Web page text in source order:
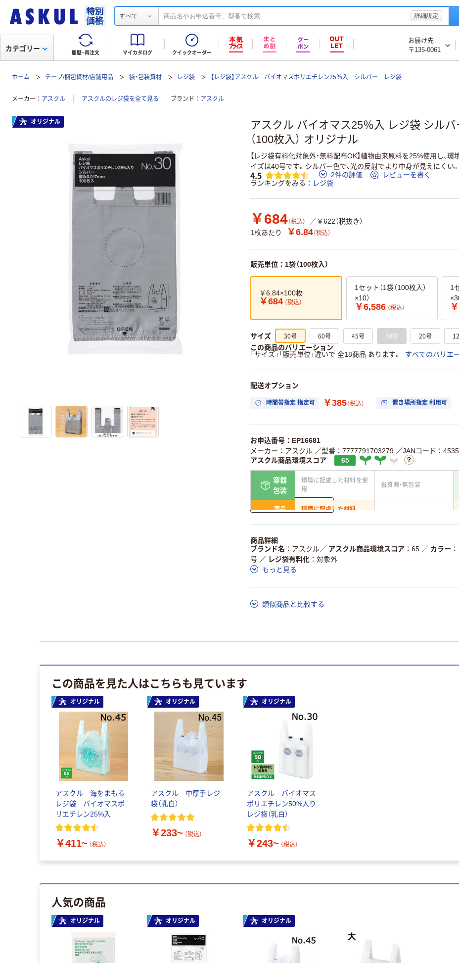
すべて 詳細設定
履歴・再注文 マイカタログ クイックオーダー
お届け先
〒135-0061
カテゴリー
ホーム テープ/梱包資材/店舗用品 袋・包装資材 レジ袋 【レジ袋】アスクル バイオマスポリエチレン25％入 シルバー レジ袋
メーカー アスクル アスクルのレジ袋を全て見る ブランド アスクル
アスクル バイオマス25％入 レジ袋 シルバ
（100枚入） オリジナル
【レジ袋有料化対象外・無料配布OK】植物由来原料を25%使用し、
イズは40号です。シルバー色で、光の反射でより中身が見えにくい。
4.5 2件の評価
レビューを書く
ランキングをみる
レジ袋
￥684（税込）
／￥622（税抜き）
1枚あたり
￥6.84（税込）
販売単位：1袋（100枚入）
￥6.84×100枚
￥684 （税込）
1セット（1袋（100枚入）
×10）
￥6,586 （税込）
1
サイズ 30号 60号 45号 30号 20号
この商品のバリエーション
「サイズ」「販売単位」違いで 全18商品 あります。
すべてのバリエ
配送オプション
時間帯指定 指定可 ￥385（税込） 置き場所指定 利用可
お申込番号：EP16681
メーカー：アスクル ／型番：7777791703279 ／JANコード：
アスクル商品環境スコア
65
容器
包装
環境に配慮した材料を使
用
省資源・無包装
商品
環境に配慮した材料
仕組
る
ている
この商品の環境配慮ポイントです。詳しくはページ下部の商品詳細「
ア詳細／加点項目
詳しく見る
商品詳細
ブランド名
アスクル／ アスクル商品環境スコア 65 ／ カラー
号 ／ レジ袋有料化
対象外
もっと見る
類似商品と比較する
オリジナル
この商品を見た人はこちらも見ています
オリジナル
アスクル 海をまもる
レジ袋 バイオマスポ
リエチレン25%入
￥411~ （税込）
オリジナル
アスクル 中厚手レジ
袋（乳白）
￥233~ （税込）
オリジナル
アスクル バイオマス
ポリエチレン50%入り
レジ袋（乳白）
￥243~ （税込）
人気の商品
オリジナル オリジナル オリジナル